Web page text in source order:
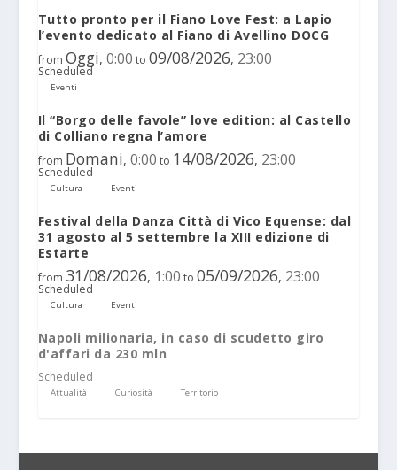
Tutto pronto per il Fiano Love Fest: a Lapio
l’evento dedicato al Fiano di Avellino DOCG
from Oggi, 0:00 to 09/08/2026, 23:00
Scheduled
Eventi
Il “Borgo delle favole” love edition: al Castello
di Colliano regna l’amore
from Domani, 0:00 to 14/08/2026, 23:00
Scheduled
Cultura Eventi
Festival della Danza Città di Vico Equense: dal
31 agosto al 5 settembre la XIII edizione di
Estarte
from 31/08/2026, 1:00 to 05/09/2026, 23:00
Scheduled
Cultura Eventi
Napoli milionaria, in caso di scudetto giro
d'affari da 230 mln
Scheduled
Attualità Curiosità Territorio